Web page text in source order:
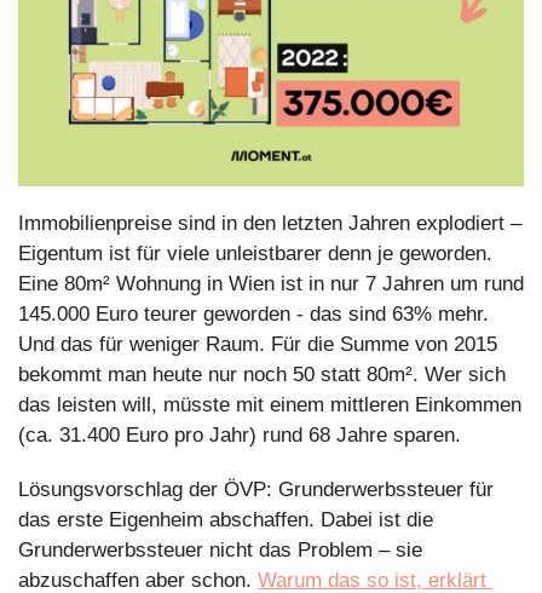
Immobilienpreise sind in den letzten Jahren explodiert –
Eigentum ist für viele unleistbarer denn je geworden.
Eine 80m² Wohnung in Wien ist in nur 7 Jahren um rund
145.000 Euro teurer geworden - das sind 63% mehr.
Und das für weniger Raum. Für die Summe von 2015
bekommt man heute nur noch 50 statt 80m². Wer sich
das leisten will, müsste mit einem mittleren Einkommen
(ca. 31.400 Euro pro Jahr) rund 68 Jahre sparen.
Lösungsvorschlag der ÖVP: Grunderwerbssteuer für
das erste Eigenheim abschaffen. Dabei ist die
Grunderwerbssteuer nicht das Problem – sie
abzuschaffen aber schon. Warum das so ist, erklärt